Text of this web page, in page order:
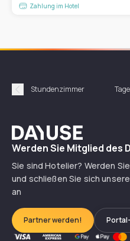
Zahlung im Hotel
Précédent
Stundenzimmer
Dayuse
Werden Sie Mitglied des
Sie sind Hotelier? Werden
und schließen Sie sich
an
Partner werden!